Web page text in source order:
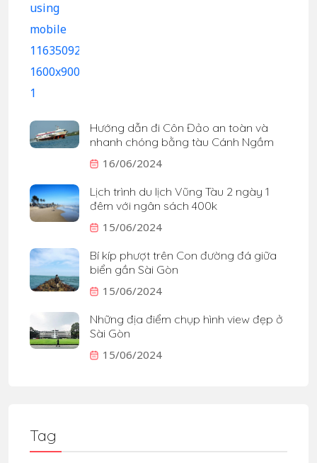
Hướng dẫn đi Côn Đảo an toàn và
nhanh chóng bằng tàu Cánh Ngầm
16/06/2024
Lịch trình du lịch Vũng Tàu 2 ngày 1
đêm với ngân sách 400k
15/06/2024
Bí kíp phượt trên Con đường đá giữa
biển gần Sài Gòn
15/06/2024
Những địa điểm chụp hình view đẹp ở
Sài Gòn
15/06/2024
Tag